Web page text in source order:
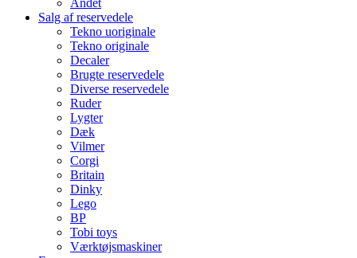
Andet
Salg af reservedele
Tekno uoriginale
Tekno originale
Decaler
Brugte reservedele
Diverse reservedele
Ruder
Lygter
Dæk
Vilmer
Corgi
Britain
Dinky
Lego
BP
Tobi toys
Værktøjsmaskiner